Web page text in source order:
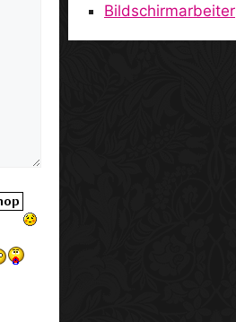
Bildschirmarbeiter